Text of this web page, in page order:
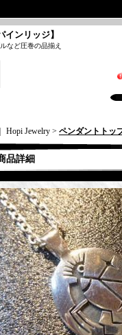
ンリッジ】
など圧巻の品揃え
Hopi Jewelry > ペンダントトッ
品詳細